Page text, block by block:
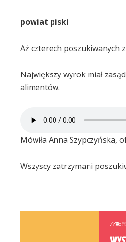
powiat piski
Aż czterech poszukiwanych
Największy wyrok miał
alimentów.
Mówiła Anna Szypczyńska,
Wszyscy zatrzymani